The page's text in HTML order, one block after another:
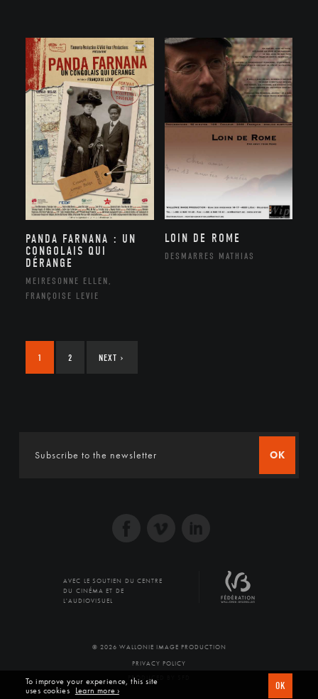
PANDA FARNANA : UN
CONGOLAIS QUI
DÉRANGE
MEIRESONNE ELLEN,
FRANÇOISE LEVIE
LOIN DE ROME
DESMARRES MATHIAS
1 2 NEXT ›
OK
AVEC LE SOUTIEN DU CENTRE
DU CINÉMA ET DE
L'AUDIOVISUEL
© 2026 WALLONIE IMAGE PRODUCTION
PRIVACY POLICY
PRODUCED BY SFD
To improve your experience, this site
uses cookies Learn more › OK